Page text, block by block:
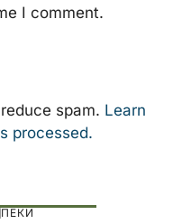
I comment.
spam. Learn
processed.